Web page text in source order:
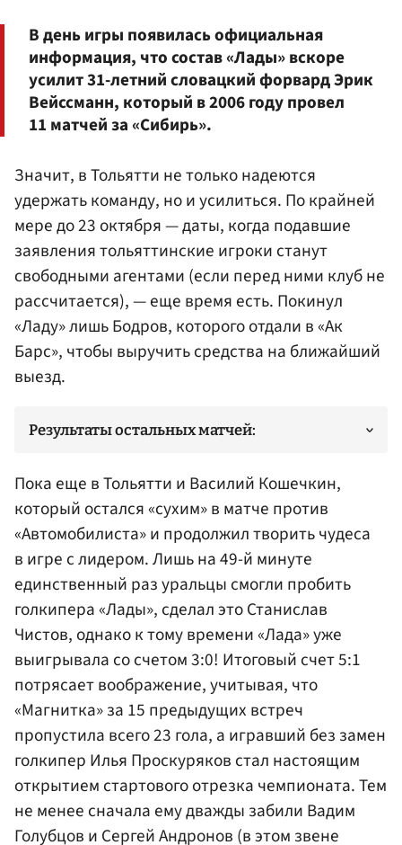
В день игры появилась официальная
информация, что состав «Лады» вскоре
усилит 31-летний словацкий форвард Эрик
Вейссманн, который в 2006 году провел
11 матчей за «Сибирь».
Значит, в Тольятти не только надеются
удержать команду, но и усилиться. По крайней
мере до 23 октября — даты, когда подавшие
заявления тольяттинские игроки станут
свободными агентами (если перед ними клуб не
рассчитается), — еще время есть. Покинул
«Ладу» лишь Бодров, которого отдали в «Ак
Барс», чтобы выручить средства на ближайший
выезд.
Результаты остальных матчей:
Пока еще в Тольятти и Василий Кошечкин,
который остался «сухим» в матче против
«Автомобилиста» и продолжил творить чудеса
в игре с лидером. Лишь на 49-й минуте
единственный раз уральцы смогли пробить
голкипера «Лады», сделал этоСтанислав
Чистов, однако к тому времени «Лада» уже
выигрывала со счетом 3:0! Итоговый счет 5:1
потрясает воображение, учитывая, что
«Магнитка» за 15 предыдущих встреч
пропустила всего 23 гола, а игравший без замен
голкипер Илья Проскуряков стал настоящим
открытием стартового отрезка чемпионата. Тем
не менее сначала ему дважды забили Вадим
Голубцов и Сергей Андронов (в этом звене